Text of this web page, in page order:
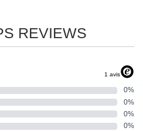
REVIEWS